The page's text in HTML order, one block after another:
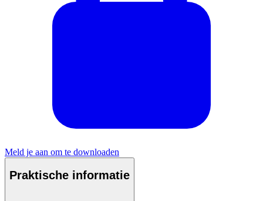
Meld je aan om te downloaden
Praktische informatie